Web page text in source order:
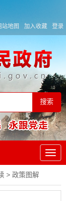
站地图 加入收藏 登录
> 政策图解